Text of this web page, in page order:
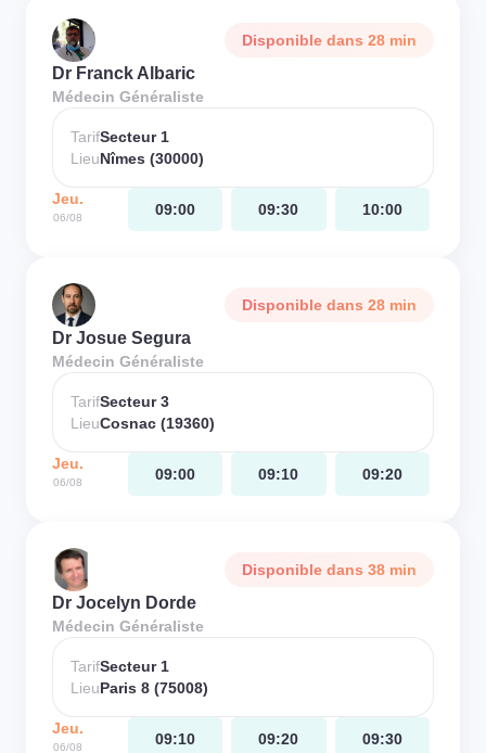
Disponible dans 28 min
Dr Franck Albaric
Médecin Généraliste
TarifSecteur 1
LieuNîmes (30000)
Jeu.
06/08 09:00 09:30 10:00
Disponible dans 28 min
Dr Josue Segura
Médecin Généraliste
TarifSecteur 3
LieuCosnac (19360)
Jeu.
06/08 09:00 09:10 09:20
Disponible dans 38 min
Dr Jocelyn Dorde
Médecin Généraliste
TarifSecteur 1
LieuParis 8 (75008)
Jeu.
06/08 09:10 09:20 09:30